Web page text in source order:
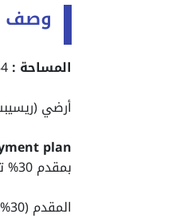
وصف
المساحة :
أرضي (ريسيبشن،
plan :-
بمقدم 30% تقدر تتعاقد معانا واقساط تصل ل3 سنوات
المقدم (30%): 18,900,000 ج